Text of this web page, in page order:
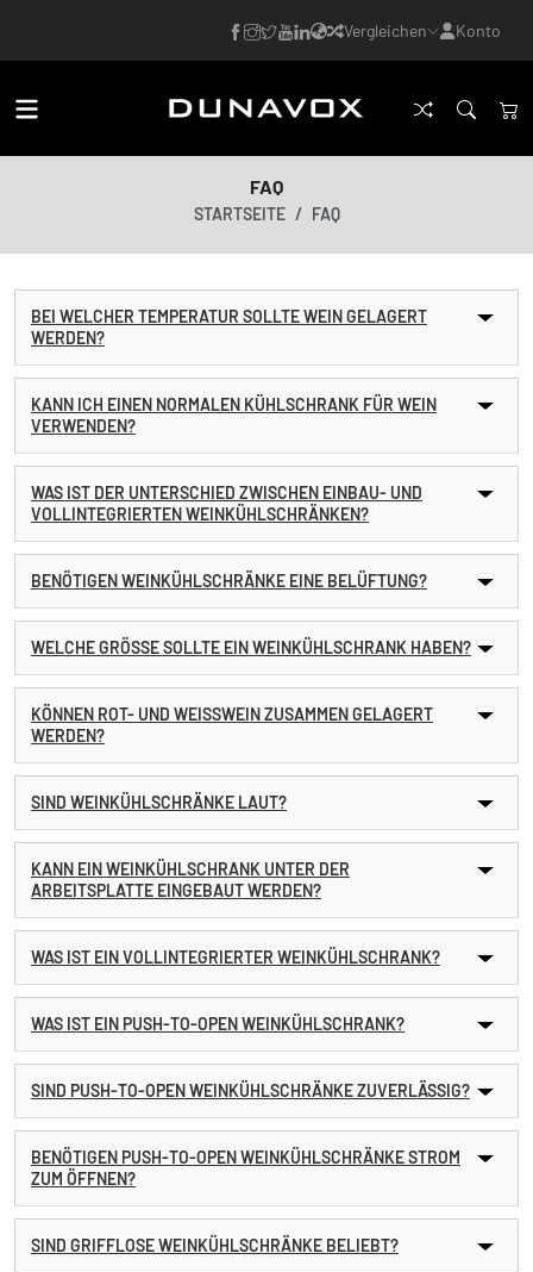
Vergleichen Konto
FAQ
STARTSEITE FAQ
BEI WELCHER TEMPERATUR SOLLTE WEIN GELAGERT
WERDEN?
KANN ICH EINEN NORMALEN KÜHLSCHRANK FÜR WEIN
VERWENDEN?
WAS IST DER UNTERSCHIED ZWISCHEN EINBAU- UND
VOLLINTEGRIERTEN WEINKÜHLSCHRÄNKEN?
BENÖTIGEN WEINKÜHLSCHRÄNKE EINE BELÜFTUNG?
WELCHE GRÖSSE SOLLTE EIN WEINKÜHLSCHRANK HABEN?
KÖNNEN ROT- UND WEISSWEIN ZUSAMMEN GELAGERT W
ERDEN?
SIND WEINKÜHLSCHRÄNKE LAUT?
KANN EIN WEINKÜHLSCHRANK UNTER DER
ARBEITSPLATTE EINGEBAUT WERDEN?
WAS IST EIN VOLLINTEGRIERTER WEINKÜHLSCHRANK?
WAS IST EIN PUSH-TO-OPEN WEINKÜHLSCHRANK?
SIND PUSH-TO-OPEN WEINKÜHLSCHRÄNKE ZUVERLÄSSIG?
BENÖTIGEN PUSH-TO-OPEN WEINKÜHLSCHRÄNKE STROM
ZUM ÖFFNEN?
SIND GRIFFLOSE WEINKÜHLSCHRÄNKE BELIEBT?